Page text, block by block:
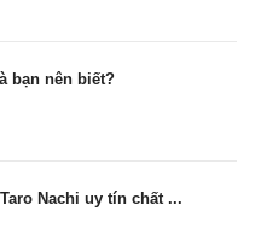
bạn nên biết?
Nachi uy tín chất ...